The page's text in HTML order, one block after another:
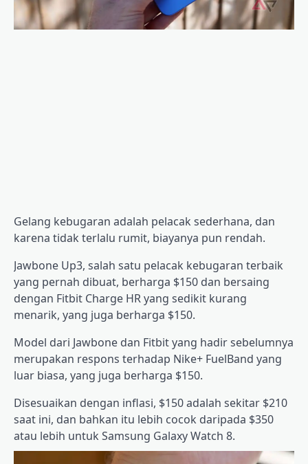
Gelang kebugaran adalah pelacak sederhana, dan
karena tidak terlalu rumit, biayanya pun rendah.
Jawbone Up3, salah satu pelacak kebugaran terbaik
yang pernah dibuat, berharga $150 dan bersaing
dengan Fitbit Charge HR yang sedikit kurang
menarik, yang juga berharga $150.
Model dari Jawbone dan Fitbit yang hadir sebelumnya
merupakan respons terhadap Nike+ FuelBand yang
luar biasa, yang juga berharga $150.
Disesuaikan dengan inflasi, $150 adalah sekitar $210
saat ini, dan bahkan itu lebih cocok daripada $350
atau lebih untuk Samsung Galaxy Watch 8.